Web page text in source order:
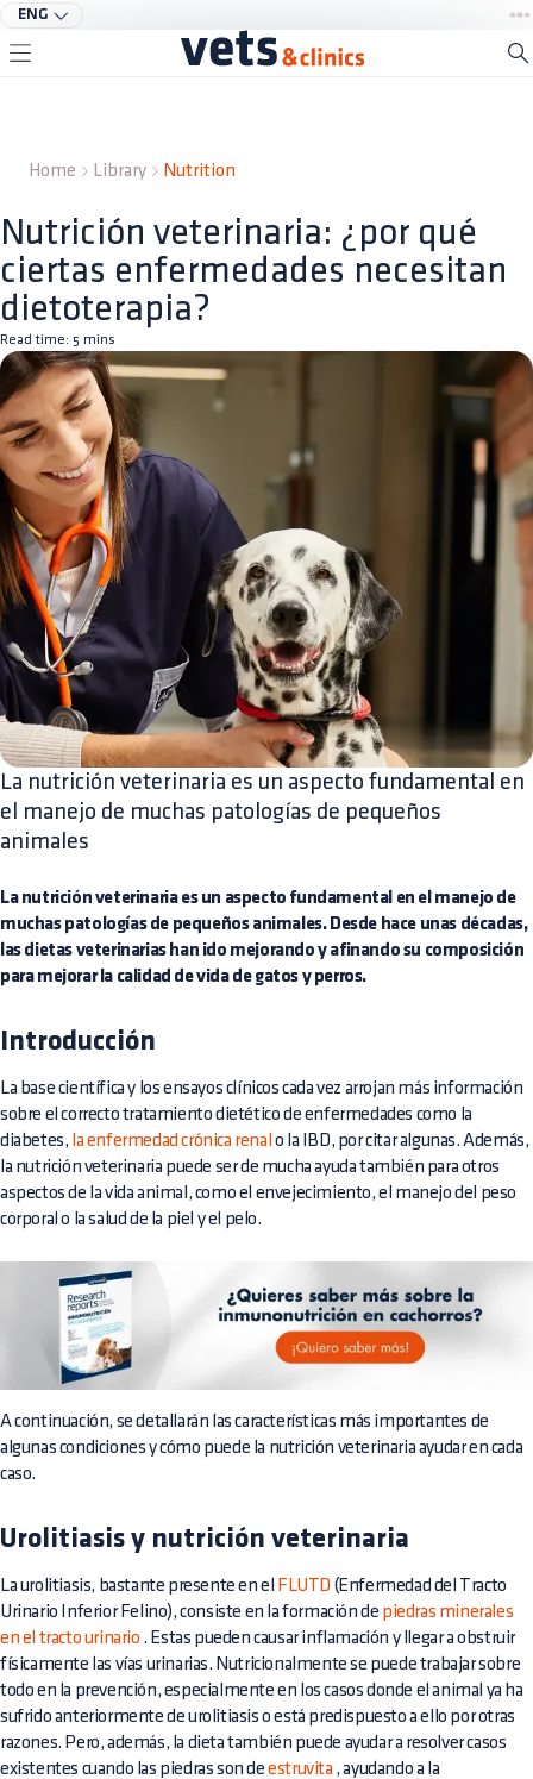
ENG
Home Library Nutrition
Nutrición veterinaria: ¿por qué
ciertas enfermedades necesitan
dietoterapia?
Read time: 5 mins
La nutrición veterinaria es un aspecto fundamental en
el manejo de muchas patologías de pequeños
animales
La nutrición veterinaria es un aspecto fundamental en el manejo de
muchas patologías de pequeños animales. Desde hace unas décadas,
las dietas veterinarias han ido mejorando y afinando su composición
para mejorar la calidad de vida de gatos y perros.
Introducción
La base científica y los ensayos clínicos cada vez arrojan más información
sobre el correcto tratamiento dietético de enfermedades como la
diabetes, la enfermedad crónica renal o la IBD, por citar algunas. Además,
la nutrición veterinaria puede ser de mucha ayuda también para otros
aspectos de la vida animal, como el envejecimiento, el manejo del peso
corporal o la salud de la piel y el pelo.
A continuación, se detallarán las características más importantes de
algunas condiciones y cómo puede la nutrición veterinaria ayudar en cada
caso.
Urolitiasis y nutrición veterinaria
La urolitiasis, bastante presente en el FLUTD (Enfermedad del Tracto
Urinario Inferior Felino), consiste en la formación de piedras minerales
en el tracto urinario . Estas pueden causar inflamación y llegar a obstruir
físicamente las vías urinarias. Nutricionalmente se puede trabajar sobre
todo en la prevención, especialmente en los casos donde el animal ya ha
sufrido anteriormente de urolitiasis o está predispuesto a ello por otras
razones. Pero, además, la dieta también puede ayudar a resolver casos
existentes cuando las piedras son deestruvita , ayudando a la